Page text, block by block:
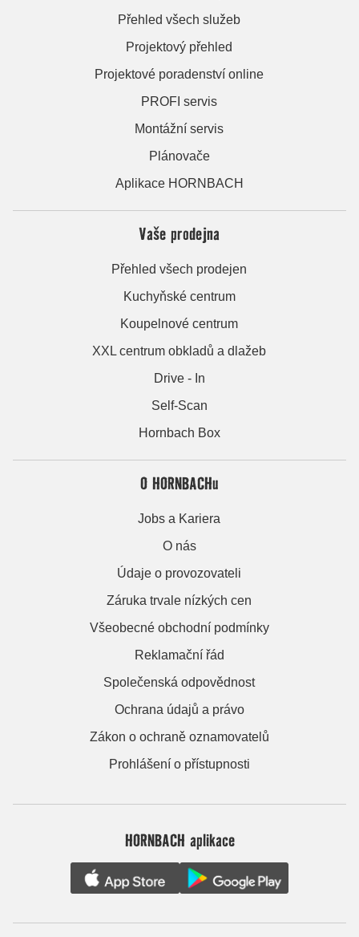
Přehled všech služeb
Projektový přehled
Projektové poradenství online
PROFI servis
Montážní servis
Plánovače
Aplikace HORNBACH
Vaše prodejna
Přehled všech prodejen
Kuchyňské centrum
Koupelnové centrum
XXL centrum obkladů a dlažeb
Drive - In
Self-Scan
Hornbach Box
O HORNBACHu
Jobs a Kariera
O nás
Údaje o provozovateli
Záruka trvale nízkých cen
Všeobecné obchodní podmínky
Reklamační řád
Společenská odpovědnost
Ochrana údajů a právo
Zákon o ochraně oznamovatelů
Prohlášení o přístupnosti
HORNBACH aplikace